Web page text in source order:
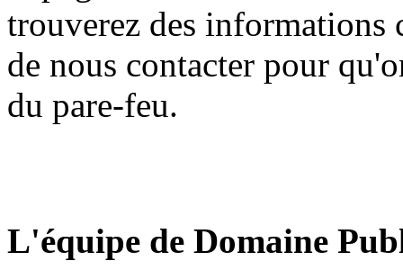
trouverez des informations
de nous contacter pour
du pare-feu.
L'équipe de Domaine